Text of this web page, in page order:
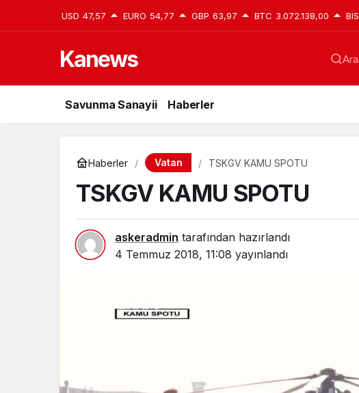
USD 47,57 EURO 54,77 GBP 63,97 BTC 3.072.138,00
Kanews
Savunma Sanayii Haberler
Haberler Vatan TSKGV KAMU SPOTU
TSKGV KAMU SPOTU
askeradmin tarafından hazırlandı
4 Temmuz 2018, 11:08 yayınlandı